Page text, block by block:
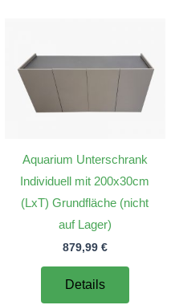
Aquarium Unterschrank
Individuell mit 200x30cm
(LxT) Grundfläche (nicht
auf Lager)
879,99 €
Details